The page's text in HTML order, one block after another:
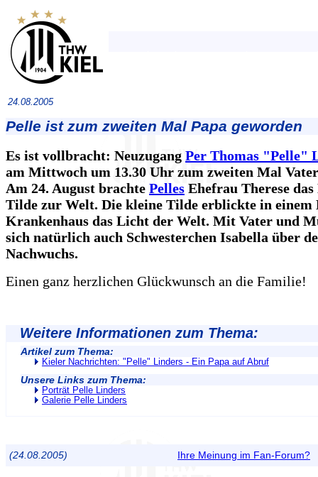
24.08.2005
Pelle ist zum zweiten Mal Papa geworden
Es ist vollbracht: Neuzugang Per Thomas "Pelle"
am Mittwoch um 13.30 Uhr zum zweiten Mal
Am 24. August brachte Pelles Ehefrau Therese
Tilde zur Welt. Die kleine Tilde erblickte in einem
Krankenhaus das Licht der Welt. Mit Vater und
sich natürlich auch Schwesterchen Isabella über
Nachwuchs.
Einen ganz herzlichen Glückwunsch an die Familie!
Weitere Informationen zum Thema:
Artikel zum Thema:
Kieler Nachrichten: "Pelle" Linders - Ein Papa auf Abruf
Unsere Links zum Thema:
Porträt Pelle Linders
Galerie Pelle Linders
(24.08.2005) Ihre Meinung im Fan-Forum?